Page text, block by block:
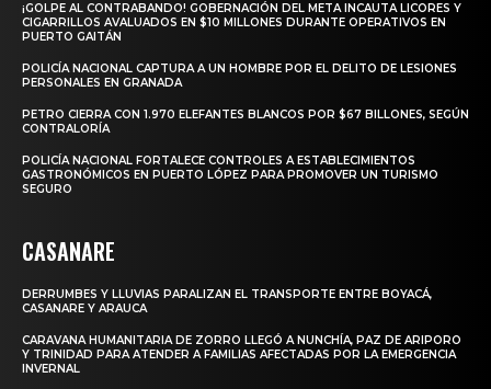
¡GOLPE AL CONTRABANDO! GOBERNACIÓN DEL META INCAUTA LICORES Y
CIGARRILLOS AVALUADOS EN $10 MILLONES DURANTE OPERATIVOS EN
PUERTO GAITÁN
POLICÍA NACIONAL CAPTURA A UN HOMBRE POR EL DELITO DE LESIONES
PERSONALES EN GRANADA
PETRO CIERRA CON 1.970 ELEFANTES BLANCOS POR $67 BILLONES, SEGÚN
CONTRALORÍA
POLICÍA NACIONAL FORTALECE CONTROLES A ESTABLECIMIENTOS
GASTRONÓMICOS EN PUERTO LÓPEZ PARA PROMOVER UN TURISMO
SEGURO
CASANARE
DERRUMBES Y LLUVIAS PARALIZAN EL TRANSPORTE ENTRE BOYACÁ,
CASANARE Y ARAUCA
CARAVANA HUMANITARIA DE ZORRO LLEGÓ A NUNCHÍA, PAZ DE ARIPORO
Y TRINIDAD PARA ATENDER A FAMILIAS AFECTADAS POR LA EMERGENCIA
INVERNAL